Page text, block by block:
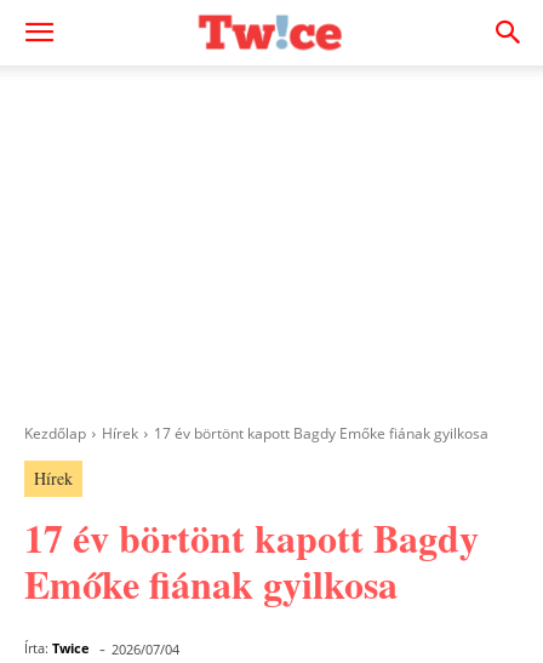
Kezdőlap Hírek 17 év börtönt kapott Bagdy Emőke fiának gyilkosa
Hírek
17 év börtönt kapott Bagdy
Emőke fiának gyilkosa
Írta: Twice - 2026/07/04